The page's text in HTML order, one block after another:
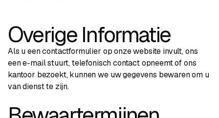
Overige Informatie
Als u een contactformulier op onze website invult, ons
een e-mail stuurt, telefonisch contact opneemt of ons
kantoor bezoekt, kunnen we uw gegevens bewaren om u
van dienst te zijn.